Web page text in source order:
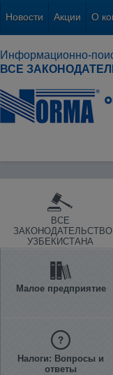
Новости Акции О
Информационно-
ВСЕ
ВСЕ
ЗАКОНОДАТЕЛЬСТВО
УЗБЕКИСТАНА
Малое предприятие
Налоги: Вопросы и
ответы